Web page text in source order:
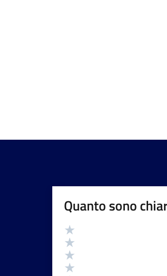
Quanto sono
Valutazione